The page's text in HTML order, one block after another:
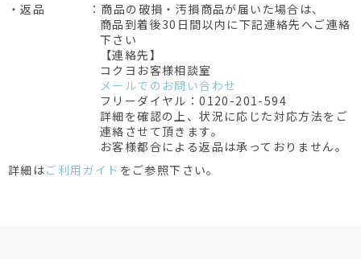
・返品
：商品の破損・汚損商品が届いた場合は、
商品到着後30日間以内に下記連絡先へご連絡
下さい
【連絡先】
コクヨお客様相談室
メールでのお問い合わせ
フリーダイヤル：0120-201-594
詳細を確認の上、状況に応じた対応方法をご
連絡させて頂きます。
お客様都合による返品は承っておりません。
詳細はご利用ガイド をご参照下さい。